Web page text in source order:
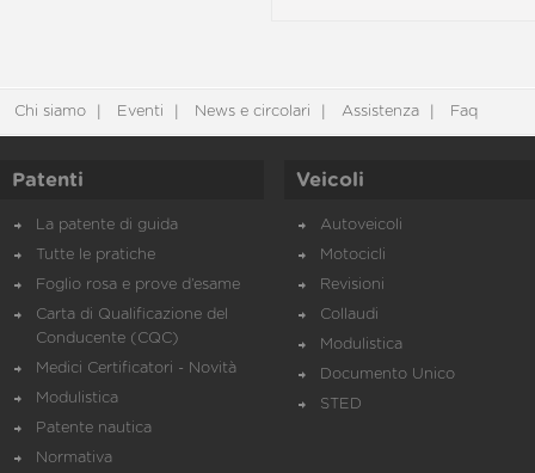
Chi siamo Eventi News e circolari Assistenza Faq
Patenti
La patente di guida
Tutte le pratiche
Foglio rosa e prove d’esame
Carta di Qualificazione del
Conducente (CQC)
Medici Certificatori - Novità
Modulistica
Patente nautica
Normativa
Veicoli
Autoveicoli
Motocicli
Revisioni
Collaudi
Modulistica
Documento Unico
STED